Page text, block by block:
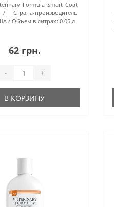
Formula Smart Coat
Страна-производитель
Объем в литрах: 0.05 л
62 грн.
- +
В КОРЗИНУ